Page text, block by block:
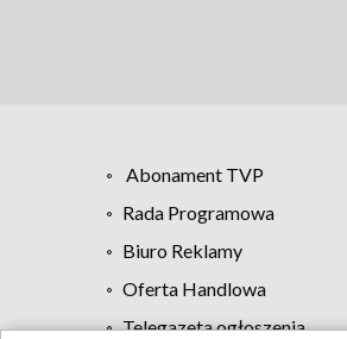
Abonament TVP
Rada Programowa
Biuro Reklamy
Oferta Handlowa
Telegazeta ogłoszenia